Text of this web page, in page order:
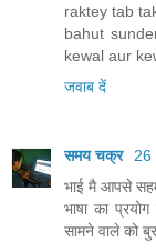
raktey tab
bahut
kewal aur
जवाब दें
समय चक्र
26
भाई मै आपसे
भाषा का
सामने वाले को